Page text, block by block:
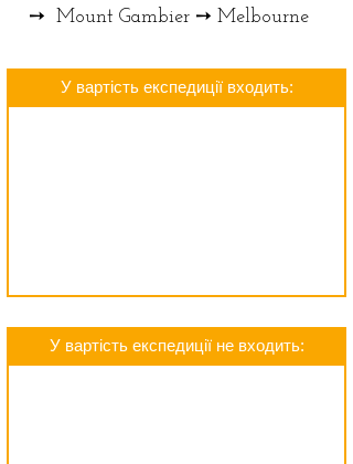
➙ Mount Gambier ➙ Melbourne
У вартість експедиції входить:
У вартість експедиції не входить: